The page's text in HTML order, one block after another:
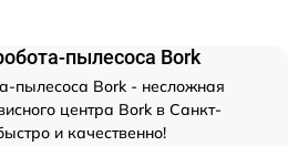
пылесоса Bork
пылесоса Bork - несложная
центра Bork в Санкт-
и качественно!